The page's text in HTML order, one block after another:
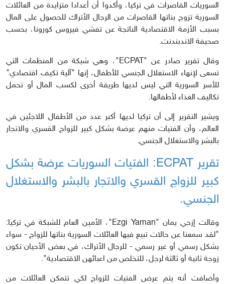
السوريات القاصرات في تركيا، وأكدوا أن أعدادا متزايدة من العائلات
السورية تزوج بناتها القاصرات من الرجال الأتراك للحصول على المال
بسبب الأزمة الاقتصادية الناتجة عن تفشي فيروس كورونا، بحسب
صحيفة الاندبندنت.
وقال تقرير صادر عن "ECPAT"، وهي شبكة من المنظمات التي
تسعى لإنهاء الاستغلال الجنسي للأطفال، إنها "آلية تكيف اقتصادي"
للأسر السورية التي ليس لديها طريقة أخرى لكسب المال أو تحمل
تكاليف الغذاء لأطفالها.
ويشير التقرير إلى أن تركيا لديها أكبر عدد من الأطفال اللاجئين في
العالم، وأن الفتيات منهم عرضة بشكل كبير للزواج القسري والاتجار
بالبشر والاستغلال الجنسي.
تقرير ECPAT: الفتيات السوريات عرضة بشكل
كبير للزواج القسري والاتجار بالبشر والاستغلال
الجنسي.
وقالت إزجي يمان "Ezgi Yaman"، الأمين العام للشبكة في تركيا:
"لقد سمعنا عن حالات تبيع فيها العائلات السورية بناتها للزواج - سواء
بشكل رسمي أو غير رسمي - للرجال الأتراك، في بعض الأحيان تكون
زوجة ثانية أو ثالثة لرجل، للتخلص من اعبائهن الاقتصادية".
وأضافت أنه يتم عرض الفتيات للزواج لكي تتمكن العائلات من